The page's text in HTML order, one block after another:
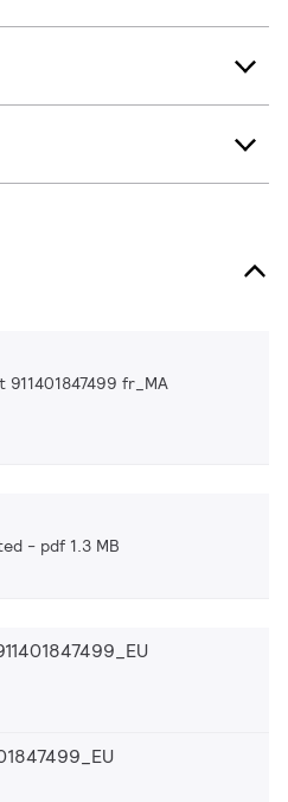
fr_MA
pdf 1.3 MB